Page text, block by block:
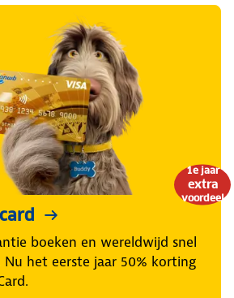
1e jaar
extra
voordeel
boeken en wereldwijd snel
het eerste jaar 50% korting